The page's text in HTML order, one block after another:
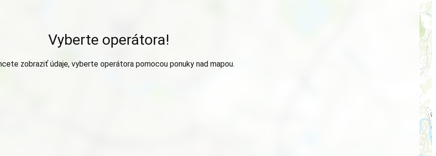
Vyberte operátora!
zobraziť údaje, vyberte operátora pomocou ponuky nad mapou.